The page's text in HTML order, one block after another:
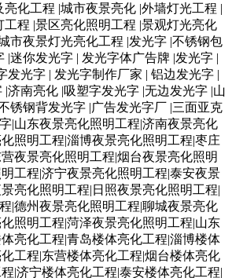
化工程 |城市夜景亮化 |外墙灯光工程 |
程 |景区亮化照明工程 |景观灯光亮化
市夜景灯光亮化工程 |发光字 |不锈钢包
|迷你发光字 | 发光字体广告牌 |发光字 |
发光字 | 发光字制作厂家 | 铝边发光字 |
济南亮化 |吸塑字发光字 |无边发光字 |山
锈钢背发光字 |广告发光字厂 |三面亚克
|山东夜景亮化照明工程|济南夜景亮化
照明工程|淄博夜景亮化照明工程|枣庄
夜景亮化照明工程|烟台夜景亮化照明
工程|济宁夜景亮化照明工程|泰安夜景
亮化照明工程|日照夜景亮化照明工程|
|德州夜景亮化照明工程|聊城夜景亮化
照明工程|菏泽夜景亮化照明工程|山东
亮化工程|青岛楼体亮化工程|淄博楼体
工程|东营楼体亮化工程|烟台楼体亮化
|济宁楼体亮化工程|泰安楼体亮化工程|